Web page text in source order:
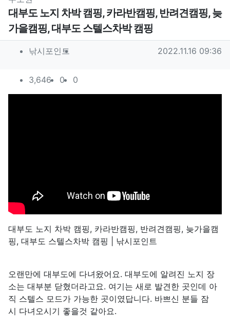
대부도 노지 차박 캠핑, 카라반캠핑, 반려견캠핑, 늦
가을캠핑, 대부도 스텔스차박 캠핑
작성자 정보
낚시포인트 작성일
2022.11.16 09:36
컨텐츠 정보
3,646조회
0추천
0
대부도 노지 차박 캠핑, 카라반캠핑, 반려견캠핑, 늦가을캠
핑, 대부도 스텔스차박 캠핑 | 낚시포인트
오랜만에 대부도에 다녀왔어요. 대부도에 알려진 노지 장
소는 대부분 닫혔더라고요. 여기는 새로 발견한 곳인데 아
직 스텔스 모드가 가능한 곳이였답니다. 바쁘신 분들 잠
시 다녀오시기 좋을것 같아요.